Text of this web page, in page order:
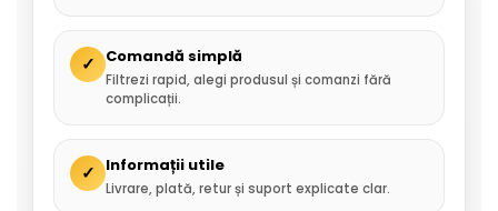
✓ Comandă simplă
Filtrezi rapid, alegi produsul și comanzi fără
complicații.
✓ Informații utile
Livrare, plată, retur și suport explicate clar.